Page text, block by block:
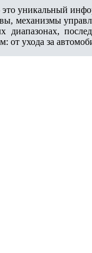
уникальный
механизмы
диапазонах,
от ухода за